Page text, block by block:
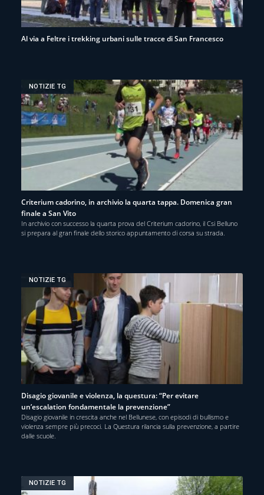
Al via a Feltre i trekking urbani sulle tracce di San Francesco
NOTIZIE TG
Criterium cadorino, in archivio la quarta tappa. Domenica gran
finale a San Vito
In archivio con successo la quarta prova del Criterium cadorino, il Csi Belluno
si prepara al gran finale dello storico appuntamento di corsa su strada.
NOTIZIE TG
Disagio giovanile e violenza, la questura: “Per evitare
un’escalation fondamentale la prevenzione”
Disagio giovanile in crescita anche nel Bellunese, con episodi di bullismo e
violenza sempre più precoci. La Questura rilancia sulla prevenzione, a partire
dalle scuole.
NOTIZIE TG